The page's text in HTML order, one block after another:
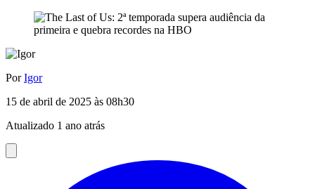
PorIgor
15 de abril de 2025 às 08h30
Atualizado 1 ano atrás